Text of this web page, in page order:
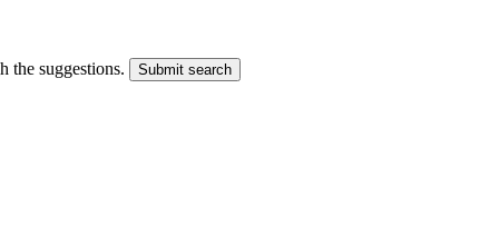
the suggestions. Submit search